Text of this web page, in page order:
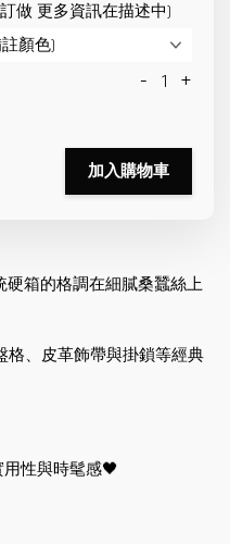
做 更多資訊在描述中)
- +
加入購物車
硬箱的格調在細膩桑蠶絲上
格、皮革飾帶與掛鎖等經典
性與時髦感🖤